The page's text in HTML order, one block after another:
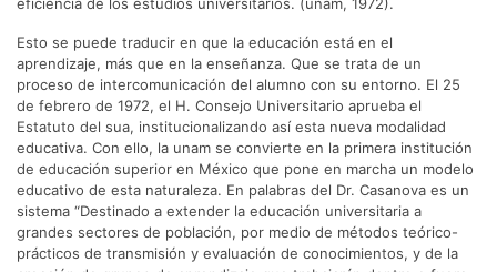
Esto se puede traducir en que la educación está en el
aprendizaje, más que en la enseñanza. Que se trata de un
proceso de intercomunicación del alumno con su entorno. El 25
de febrero de 1972, el H. Consejo Universitario aprueba el
Estatuto del sua, institucionalizando así esta nueva modalidad
educativa. Con ello, la unam se convierte en la primera institución
de educación superior en México que pone en marcha un modelo
educativo de esta naturaleza. En palabras del Dr. Casanova es un
sistema “Destinado a extender la educación universitaria a
grandes sectores de población, por medio de métodos teórico-
prácticos de transmisión y evaluación de conocimientos, y de la